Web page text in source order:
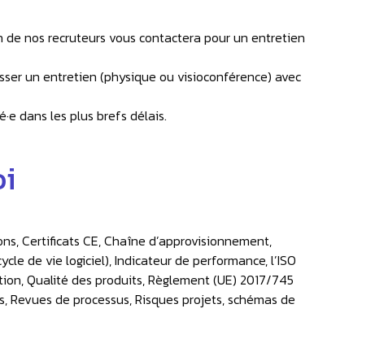
nos recruteurs vous contactera pour un entretien
un entretien (physique ou visioconférence) avec
dans les plus brefs délais.
Certificats CE, Chaîne d’approvisionnement,
de vie logiciel), Indicateur de performance, l’ISO
Qualité des produits, Règlement (UE) 2017/745
de processus, Risques projets, schémas de